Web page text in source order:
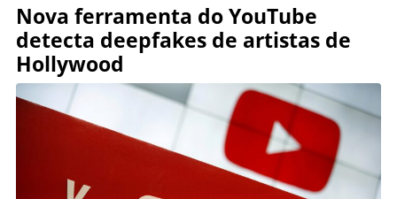
Nova ferramenta do YouTube
detecta deepfakes de artistas de
Hollywood